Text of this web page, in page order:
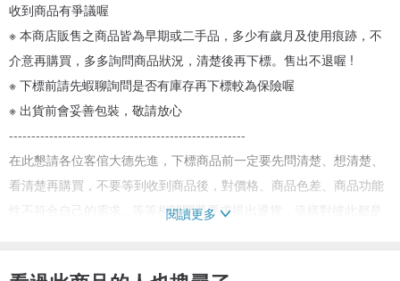
收到商品有爭議喔
※ 本商店販售之商品皆為早期或二手品，多少有歲月及使用痕跡，不
介意再購買，多多詢問商品狀況，清楚後再下標。售出不退喔 !
※ 下標前請先蝦聊詢問是否有庫存再下標較為保險喔
※ 出貨前會妥善包裝，敬請放心
-----------------------------------------------------
在此懇請各位客倌大德先進，下標商品前一定要先問清楚、想清楚、
看清楚再購買，不要等到收到商品後，對價格、商品色差、商品功能
性不符合自己的需求...等等相關問題要求提出退貨，這樣對彼此都是
閱讀更多